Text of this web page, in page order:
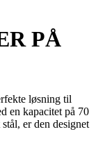
PÅ
løsning til
en kapacitet på 70
er den designet